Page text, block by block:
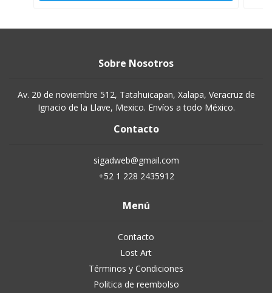
Sobre Nosotros
Av. 20 de noviembre 512, Tatahuicapan, Xalapa, Veracruz de
Ignacio de la Llave, Mexico. Envíos a todo México.
Contacto
sigadweb@gmail.com
+52 1 228 2435912
Menú
Contacto
Lost Art
Términos y Condiciones
Politica de reembolso